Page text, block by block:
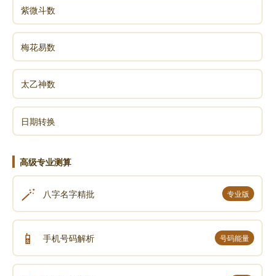
紫微斗数
梅花易数
太乙神数
日期转换
高级专业测算
🪄 八字名字精批 专业版
📱 手机号码解析 号码能量